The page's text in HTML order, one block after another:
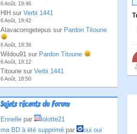
6 Août, 19:46
HlH sur Verbi 1441
6 Août, 19:42
Alavacomgetepus sur Pardon Titoune
6 Août, 19:36
Wildou91 sur Pardon Titoune
6 Août, 19:12
Titoune sur Verbi 1441
6 Août, 18:50
Sujets récents du Forum
Ennelle par
lolotte21
ma BD à été supprimé par
oui oui